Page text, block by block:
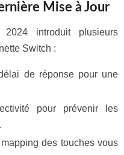
Mise à Jour
introduit plusieurs
Switch :
de réponse pour une
pour prévenir les
des touches vous